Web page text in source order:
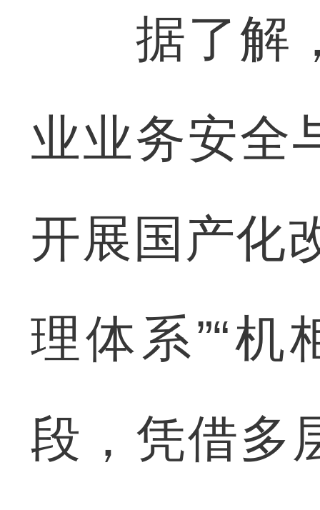
据了解，
业业务安全
开展国产化
理体系”“机
段，凭借多